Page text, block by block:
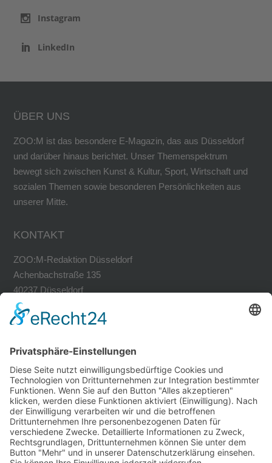
Instagram
LinkedIn
ÜBER UNS
ZOO:M ist das besondere E-Magazin, das aus Düsseldorf
und darüber hinaus berichtet. Unser Themenspektrum
bewegt sich zwischen Kunst & Kultur, Sport, Wirtschaft und
sozialen Themen sowie besonderen Persönlichkeiten aus
unserer Mitte.
KONTAKT
ZOO:M-Redaktion Düsseldorf
Achenbachstraße 135
40237 Düsseldorf
Tel. 0211-30200741
Fax 0211-30200749
RECHTLICHES
Impressum
Datenschutz
Datenschutz Social Networks